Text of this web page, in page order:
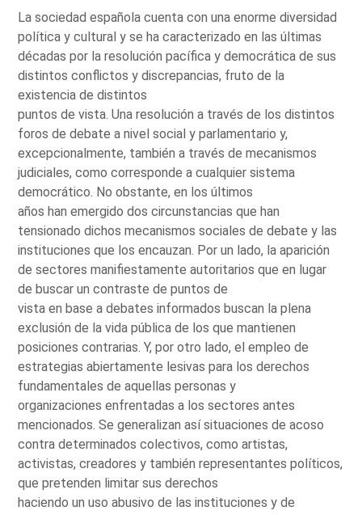
La sociedad española cuenta con una enorme diversidad
política y cultural y se ha caracterizado en las últimas
décadas por la resolución pacífica y democrática de sus
distintos conflictos y discrepancias, fruto de la
existencia de distintos
puntos de vista. Una resolución a través de los distintos
foros de debate a nivel social y parlamentario y,
excepcionalmente, también a través de mecanismos
judiciales, como corresponde a cualquier sistema
democrático. No obstante, en los últimos
años han emergido dos circunstancias que han
tensionado dichos mecanismos sociales de debate y las
instituciones que los encauzan. Por un lado, la aparición
de sectores manifiestamente autoritarios que en lugar
de buscar un contraste de puntos de
vista en base a debates informados buscan la plena
exclusión de la vida pública de los que mantienen
posiciones contrarias. Y, por otro lado, el empleo de
estrategias abiertamente lesivas para los derechos
fundamentales de aquellas personas y
organizaciones enfrentadas a los sectores antes
mencionados. Se generalizan así situaciones de acoso
contra determinados colectivos, como artistas,
activistas, creadores y también representantes políticos,
que pretenden limitar sus derechos
haciendo un uso abusivo de las instituciones y de